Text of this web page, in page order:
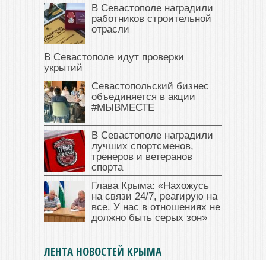
В Севастополе наградили
работников строительной
отрасли
В Севастополе идут проверки
укрытий
Севастопольский бизнес
объединяется в акции
#МЫВМЕСТЕ
В Севастополе наградили
лучших спортсменов,
тренеров и ветеранов
спорта
Глава Крыма: «Нахожусь
на связи 24/7, реагирую на
все. У нас в отношениях не
должно быть серых зон»
ЛЕНТА НОВОСТЕЙ КРЫМА